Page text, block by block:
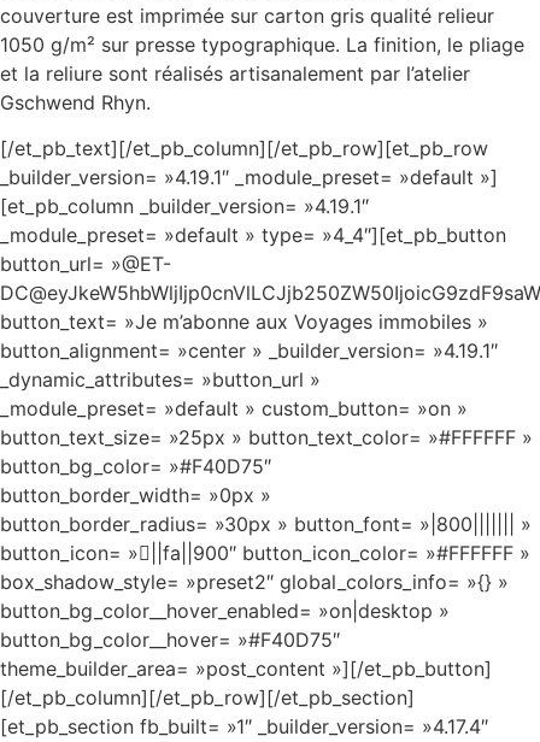
couverture est imprimée sur carton gris qualité relieur
1050 g/m² sur presse typographique. La finition, le pliage
et la reliure sont réalisés artisanalement par l’atelier
Gschwend Rhyn.
[/et_pb_text][/et_pb_column][/et_pb_row][et_pb_row
_builder_version= »4.19.1″ _module_preset= »default »]
[et_pb_column _builder_version= »4.19.1″
_module_preset= »default » type= »4_4″][et_pb_button
button_url= »@ET-
button_text= »Je m’abonne aux Voyages immobiles »
button_alignment= »center » _builder_version= »4.19.1″
_dynamic_attributes= »button_url »
_module_preset= »default » custom_button= »on »
button_text_size= »25px » button_text_color= »#FFFFFF »
button_bg_color= »#F40D75″
button_border_width= »0px »
button_border_radius= »30px » button_font= »|800||||||| »
button_icon= »||fa||900″ button_icon_color= »#FFFFFF »
box_shadow_style= »preset2″ global_colors_info= »{} »
button_bg_color__hover_enabled= »on|desktop »
button_bg_color__hover= »#F40D75″
theme_builder_area= »post_content »][/et_pb_button]
[/et_pb_column][/et_pb_row][/et_pb_section]
[et_pb_section fb_built= »1″ _builder_version= »4.17.4″